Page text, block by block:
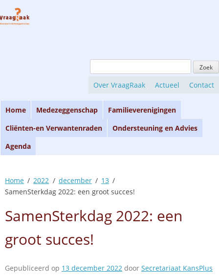
to
naar:
Over VraagRaak Actueel Contact
Home Medezeggenschap
Familieverenigingen
Cliënten-en Verwantenraden
Ondersteuning en Advies
Agenda
Home 2022 december
13
SamenSterkdag 2022: een groot succes!
SamenSterkdag 2022: een
groot succes!
Gepubliceerd op 13 december 2022 door Secretariaat KansPlus